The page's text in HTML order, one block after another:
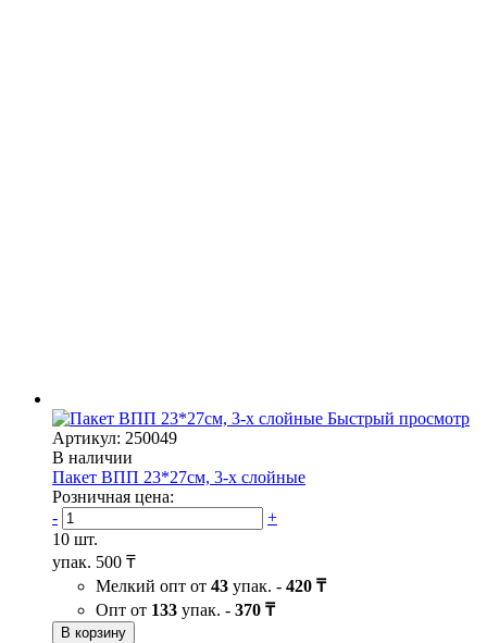
Быстрый просмотр
Артикул: 250049
В наличии
Пакет ВПП 23*27см, 3-х слойные
Розничная цена:
-
+
10 шт.
упак. 500 ₸
Мелкий опт от 43 упак. - 420 ₸
Опт от 133 упак. - 370 ₸
В корзину